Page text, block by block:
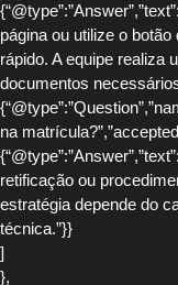
página ou utilize o
rápido. A equipe realiza
documentos
na
retificação ou
estratégia depende do
técnica.”}}
]
},